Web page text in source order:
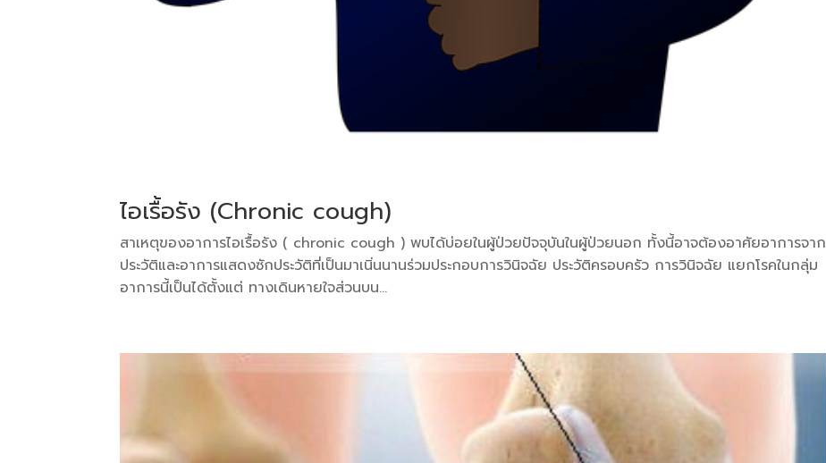
ไอเรื้อรัง (Chronic cough)
สาเหตุของอาการไอเรื้อรัง ( chronic cough ) พบได้บ่อยในผู้ป่วยปัจจุบันในผู้ป่วยนอก ทั้งนี้อาจต้องอาศัยอาการจาก
ประวัติและอาการแสดงซักประวัติที่เป็นมาเนิ่นนานร่วมประกอบการวินิจฉัย ประวัติครอบครัว การวินิจฉัย แยกโรคในกลุ่ม
อาการนี้เป็นได้ตั้งแต่ ทางเดินหายใจส่วนบน...